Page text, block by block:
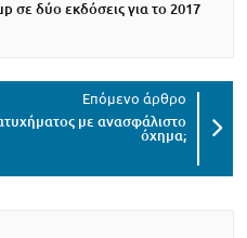
σε δύο εκδόσεις για το 2017
με ανασφάλιστο
όχημα;